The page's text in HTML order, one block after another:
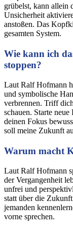
grübelst, kann allein
Unsicherheit
anstoßen. Das
gesamten System.
Wie kann ich
stoppen?
Laut Ralf Hofmann
und symbolische
verbrennen. Triff
schauen. Starte
deinen Fokus
soll meine Zukunft
Warum macht
Laut Ralf Hofmann
der Vergangenheit
unfrei und
statt über die
jemanden
vorne sprechen.